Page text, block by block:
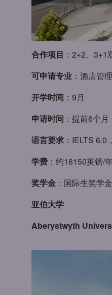
合作项目 ：2+2、3+1
可申请专业 ：酒店管
开学时间 ：9月
申请时间 ：提前6个月
语言要求 ：IELTS
学费 ：约18150英镑/
奖学金 ：国际生奖学
亚伯大学
Aberystwyth